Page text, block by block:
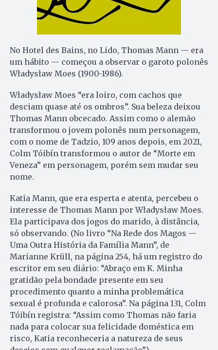
No Hotel des Bains, no Lido, Thomas Mann — era
um hábito — começou a observar o garoto polonês
Władysław Moes (1900-1986).
Władysław Moes “era loiro, com cachos que
desciam quase até os ombros”. Sua beleza deixou
Thomas Mann obcecado. Assim como o alemão
transformou o jovem polonês num personagem,
com o nome de Tadzio, 109 anos depois, em 2021,
Colm Tóibín transformou o autor de “Morte em
Veneza” em personagem, porém sem mudar seu
nome.
Katia Mann, que era esperta e atenta, percebeu o
interesse de Thomas Mann por Władysław Moes.
Ela participava dos jogos do marido, à distância,
só observando. (No livro “Na Rede dos Magos —
Uma Outra História da Família Mann”, de
Marianne Krüll, na página 254, há um registro do
escritor em seu diário: “Abraço em K. Minha
gratidão pela bondade presente em seu
procedimento quanto a minha problemática
sexual é profunda e calorosa”. Na página 131, Colm
Tóibín registra: “Assim como Thomas não faria
nada para colocar sua felicidade doméstica em
risco, Katia reconheceria a natureza de seus